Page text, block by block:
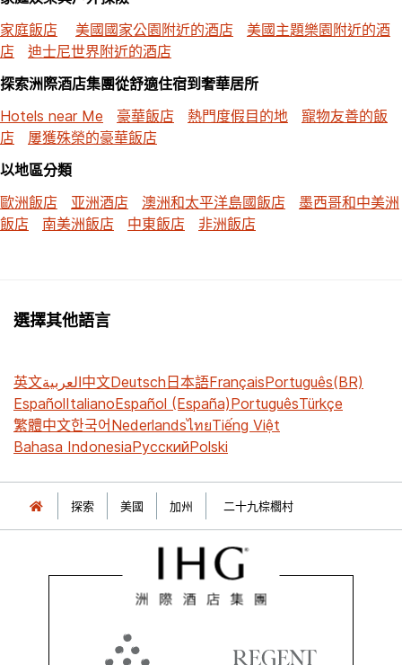
家庭飯店
美國國家公園附近的酒店
美國主題樂園附近的酒
店
迪士尼世界附近的酒店
探索洲際酒店集團從舒適住宿到奢華居所
店
屢獲殊榮的豪華飯店
飯店
南美洲飯店 中東飯店 非洲飯店
EspañolItalianoEspañol (España)PortuguêsTürkçe
繁體中文한국어NederlandsไทยTiếng Việt
Bahasa IndonesiaРусскийPolski